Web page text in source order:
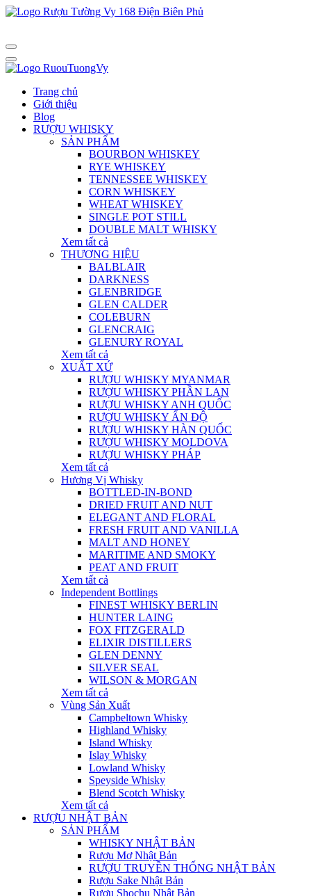
Trang chủ
Giới thiệu
Blog
RƯỢU WHISKY
SẢN PHẨM
BOURBON WHISKEY
RYE WHISKEY
TENNESSEE WHISKEY
CORN WHISKEY
WHEAT WHISKEY
SINGLE POT STILL
DOUBLE MALT WHISKY
Xem tất cả
THƯƠNG HIỆU
BALBLAIR
DARKNESS
GLENBRIDGE
GLEN CALDER
COLEBURN
GLENCRAIG
GLENURY ROYAL
Xem tất cả
XUẤT XỨ
RƯỢU WHISKY MYANMAR
RƯỢU WHISKY PHẦN LAN
RƯỢU WHISKY ANH QUỐC
RƯỢU WHISKY ẤN ĐỘ
RƯỢU WHISKY HÀN QUỐC
RƯỢU WHISKY MOLDOVA
RƯỢU WHISKY PHÁP
Xem tất cả
Hương Vị Whisky
BOTTLED-IN-BOND
DRIED FRUIT AND NUT
ELEGANT AND FLORAL
FRESH FRUIT AND VANILLA
MALT AND HONEY
MARITIME AND SMOKY
PEAT AND FRUIT
Xem tất cả
Independent Bottlings
FINEST WHISKY BERLIN
HUNTER LAING
FOX FITZGERALD
ELIXIR DISTILLERS
GLEN DENNY
SILVER SEAL
WILSON & MORGAN
Xem tất cả
Vùng Sản Xuất
Campbeltown Whisky
Highland Whisky
Island Whisky
Islay Whisky
Lowland Whisky
Speyside Whisky
Blend Scotch Whisky
Xem tất cả
RƯỢU NHẬT BẢN
SẢN PHẨM
WHISKY NHẬT BẢN
Rượu Mơ Nhật Bản
RƯỢU TRUYỀN THỐNG NHẬT BẢN
Rượu Sake Nhật Bản
Rượu Shochu Nhật Bản